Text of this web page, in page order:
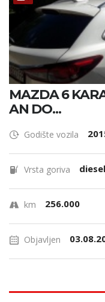
MAZDA 6
AN DO...
Godište vozila
Vrsta goriva diesel
km 256.000
Objavljen